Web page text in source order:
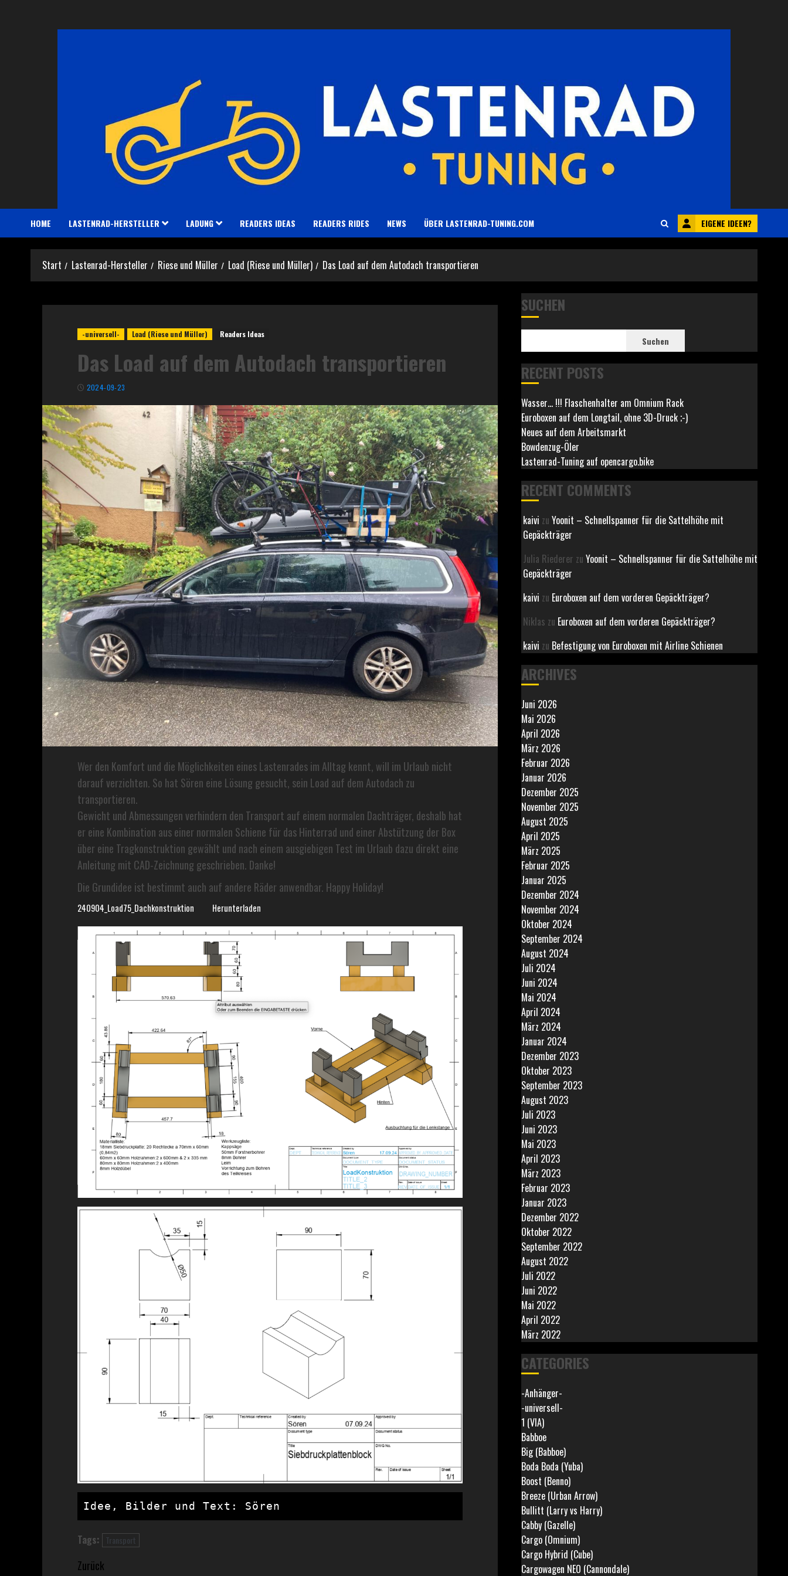
HOME LASTENRAD-HERSTELLER LADUNG READERS IDEAS READERS RIDES NEWS ÜBER LASTENRAD-TUNING.COM EIGENE IDEEN?
Start Lastenrad-Hersteller Riese und Müller Load (Riese und Müller) Das Load auf dem Autodach transportieren
-universell- Load (Riese und Müller) Readers Ideas
Das Load auf dem Autodach transportieren
2024-09-23
Wer den Komfort und die Möglichkeiten eines Lastenrades im Alltag kennt, will im Urlaub nicht
darauf verzichten. So hat Sören eine Lösung gesucht, sein Load auf dem Autodach zu
transportieren.
Gewicht und Abmessungen verhindern den Transport auf einem normalen Dachträger, deshalb hat
er eine Kombination aus einer normalen Schiene für das Hinterrad und einer Abstützung der Box
über eine Tragkonstruktion gewählt und nach einem ausgiebigen Test im Urlaub dazu direkt eine
Anleitung mit CAD-Zeichnung geschrieben. Danke!
Die Grundidee ist bestimmt auch auf andere Räder anwendbar. Happy Holiday!
240904_Load75_Dachkonstruktion Herunterladen
Idee, Bilder und Text: Sören
Tags: Transport
Beitragsnavigation
Zurück
SUCHEN
Suchen
RECENT POSTS
Wasser… !!! Flaschenhalter am Omnium Rack
Euroboxen auf dem Longtail, ohne 3D-Druck ;-)
Neues auf dem Arbeitsmarkt
Bowdenzug-Öler
Lastenrad-Tuning auf opencargo.bike
RECENT COMMENTS
kaivi zu Yoonit – Schnellspanner für die Sattelhöhe mit
Gepäckträger
Julia Riederer zu Yoonit – Schnellspanner für die Sattelhöhe mit
Gepäckträger
kaivi zu Euroboxen auf dem vorderen Gepäckträger?
Niklas zu Euroboxen auf dem vorderen Gepäckträger?
kaivi zu Befestigung von Euroboxen mit Airline Schienen
ARCHIVES
Juni 2026
Mai 2026
April 2026
März 2026
Februar 2026
Januar 2026
Dezember 2025
November 2025
August 2025
April 2025
März 2025
Februar 2025
Januar 2025
Dezember 2024
November 2024
Oktober 2024
September 2024
August 2024
Juli 2024
Juni 2024
Mai 2024
April 2024
März 2024
Januar 2024
Dezember 2023
Oktober 2023
September 2023
August 2023
Juli 2023
Juni 2023
Mai 2023
April 2023
März 2023
Februar 2023
Januar 2023
Dezember 2022
Oktober 2022
September 2022
August 2022
Juli 2022
Juni 2022
Mai 2022
April 2022
März 2022
CATEGORIES
-Anhänger-
-universell-
1 (VIA)
Babboe
Big (Babboe)
Boda Boda (Yuba)
Boost (Benno)
Breeze (Urban Arrow)
Bullitt (Larry vs Harry)
Cabby (Gazelle)
Cargo (Omnium)
Cargo Hybrid (Cube)
Cargowagen NEO (Cannondale)